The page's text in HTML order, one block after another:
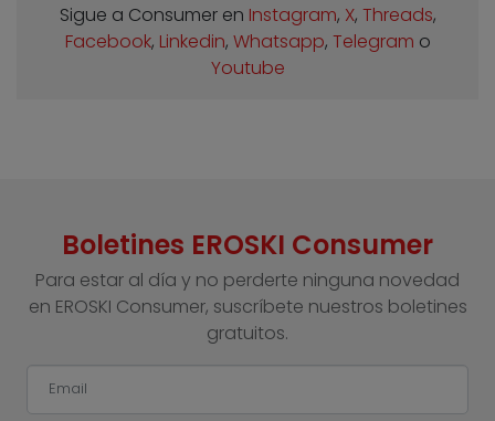
Sigue a Consumer en Instagram, X, Threads,
Facebook, Linkedin, Whatsapp, Telegram o
Youtube
Boletines EROSKI Consumer
Para estar al día y no perderte ninguna novedad
en EROSKI Consumer, suscríbete nuestros boletines
gratuitos.